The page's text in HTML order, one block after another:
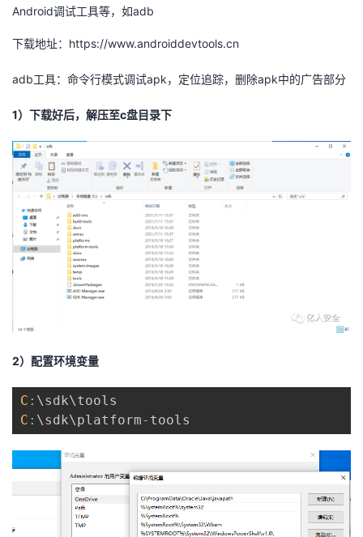
Android调试工具等，如adb
下载地址：https://www.androiddevtools.cn
adb工具：命令行模式调试apk，定位追踪，删除apk中的广告部分
1）下载好后，解压至c盘目录下
2）配置环境变量
C :
C : \sdk\platform-